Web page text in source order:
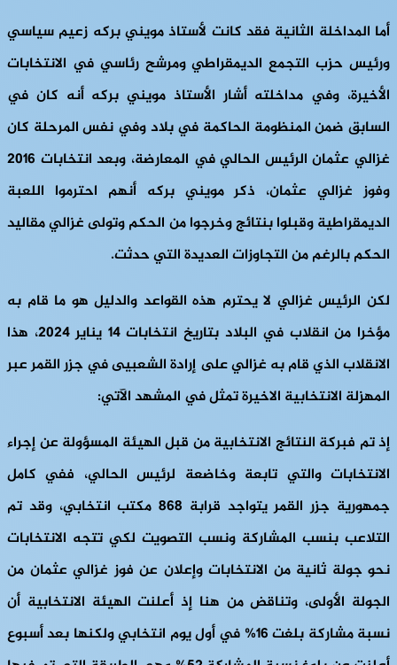
أما المداخلة الثانية فقد كانت لأستاذ مويني بركه زعيم سياسي
ورئيس حزب التجمع الديمقراطي ومرشح رئاسي في الانتخابات
الأخيرة، وفي مداخلته أشار الأستاذ مويني بركه أنه كان في
السابق ضمن المنظومة الحاكمة في بلاد وفي نفس المرحلة كان
غزالي عثمان الرئيس الحالي في المعارضة، وبعد انتخابات 2016
وفوز غزالي عثمان، ذكر مويني بركه أنهم احترموا اللعبة
الديمقراطية وقبلوا بنتائج وخرجوا من الحكم وتولى غزالي مقاليد
الحكم بالرغم من التجاوزات العديدة التي حدثت.
لكن الرئيس غزالي لا يحترم هذه القواعد والدليل هو ما قام به
مؤخرا من انقلاب في البلاد بتاريخ انتخابات 14 يناير 2024، هذا
الانقلاب الذي قام به غزالي على إرادة الشعبيى في جزر القمر عبر
المهزلة الانتخابية الاخيرة تمثل في المشهد الآتي:
إذ تم فبركة النتائج الانتخابية من قبل الهيئة المسؤولة عن إجراء
الانتخابات والتي تابعة وخاضعة لرئيس الحالي، ففي كامل
جمهورية جزر القمر يتواجد قرابة 868 مكتب انتخابي، وقد تم
التلاعب بنسب المشاركة ونسب التصويت لكي تتجه الانتخابات
نحو جولة ثانية من الانتخابات وإعلان عن فوز غزالي عثمان من
الجولة الأولى، وتناقض من هنا إذ أعلنت الهيئة الانتخابية أن
نسبة مشاركة بلغت 16% في أول يوم انتخابي ولكنها بعد أسبوع